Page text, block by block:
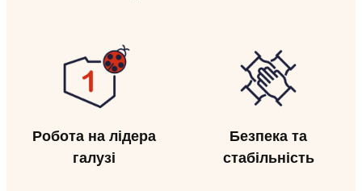
Робота на лідера
галузі
Безпека та
стабільність